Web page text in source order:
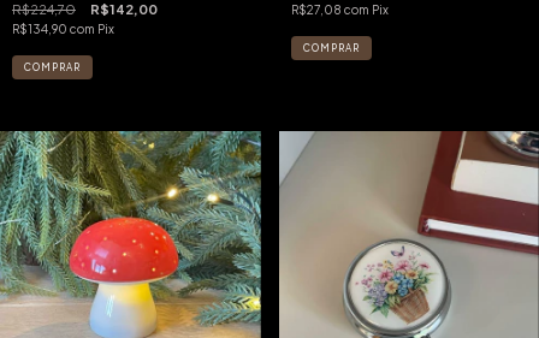
R$224,70 R$142,00
R$134,90 com Pix
R$27,08 com Pix